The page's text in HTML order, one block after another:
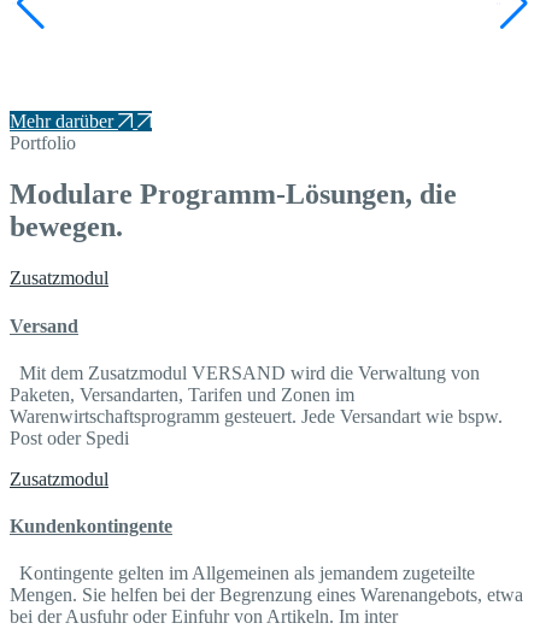
Auszug aus unseren Programm-Lösungen
Mehr darüber
Portfolio
Modulare Programm-Lösungen, die
bewegen.
Zusatzmodul
Versand
Mit dem Zusatzmodul VERSAND wird die Verwaltung von
Paketen, Versandarten, Tarifen und Zonen im
Warenwirtschaftsprogramm gesteuert. Jede Versandart wie bspw.
Post oder Spedi
Zusatzmodul
Kundenkontingente
Kontingente gelten im Allgemeinen als jemandem zugeteilte
Mengen. Sie helfen bei der Begrenzung eines Warenangebots, etwa
bei der Ausfuhr oder Einfuhr von Artikeln. Im inter